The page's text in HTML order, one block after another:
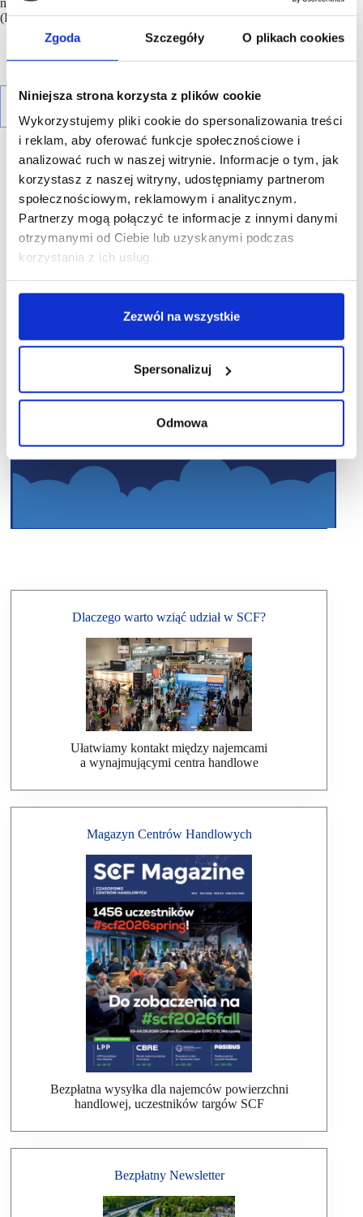
Zgoda Szczegóły O plikach cookies
Niniejsza strona korzysta z plików cookie
Wykorzystujemy pliki cookie do spersonalizowania treści
i reklam, aby oferować funkcje społecznościowe i
analizować ruch w naszej witrynie. Informacje o tym, jak
korzystasz z naszej witryny, udostępniamy partnerom
społecznościowym, reklamowym i analitycznym.
Partnerzy mogą połączyć te informacje z innymi danymi
otrzymanymi od Ciebie lub uzyskanymi podczas
korzystania z ich usług.
Zezwól na wszystkie
Spersonalizuj
Odmowa
największego funduszu inwestującego w nieruchomości
(REIT) notowanego na giełdzie w Johannesburgu (JSE).
R E K L A M A
Dlaczego warto wziąć udział w SCF?
Ułatwiamy kontakt między najemcami
a wynajmującymi centra handlowe
Magazyn Centrów Handlowych
Bezpłatna wysyłka dla najemców powierzchni
handlowej, uczestników targów SCF
Bezpłatny Newsletter